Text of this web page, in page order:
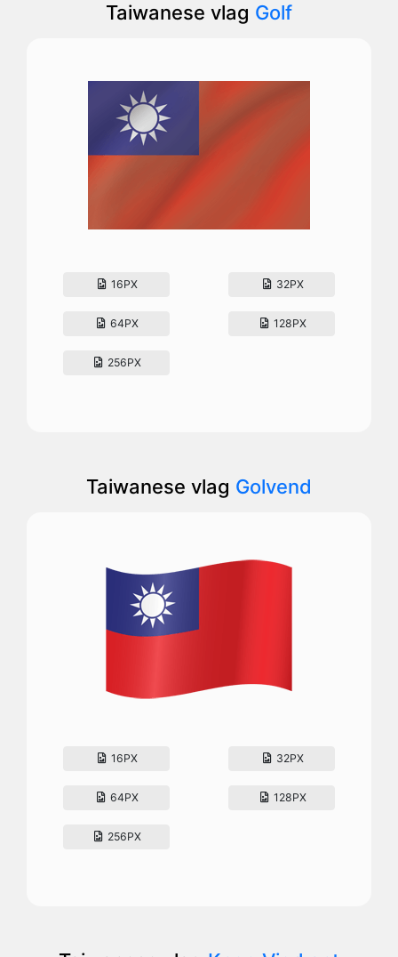
Taiwanese vlag Golf
16PX 32PX
64PX 128PX
256PX
Taiwanese vlag Golvend
16PX 32PX
64PX 128PX
256PX